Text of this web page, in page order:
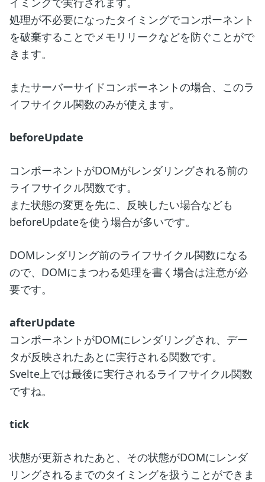
処理が不必要になったタイミングでコンポーネント
を破棄することでメモリリークなどを防ぐことがで
きます。
またサーバーサイドコンポーネントの場合、このラ
イフサイクル関数のみが使えます。
beforeUpdate
コンポーネントがDOMがレンダリングされる前の
ライフサイクル関数です。
また状態の変更を先に、反映したい場合なども
beforeUpdateを使う場合が多いです。
DOMレンダリング前のライフサイクル関数になる
ので、DOMにまつわる処理を書く場合は注意が必
要です。
afterUpdate
コンポーネントがDOMにレンダリングされ、デー
タが反映されたあとに実行される関数です。
Svelte上では最後に実行されるライフサイクル関数
ですね。
tick
状態が更新されたあと、その状態がDOMにレンダ
リングされるまでのタイミングを扱うことができま